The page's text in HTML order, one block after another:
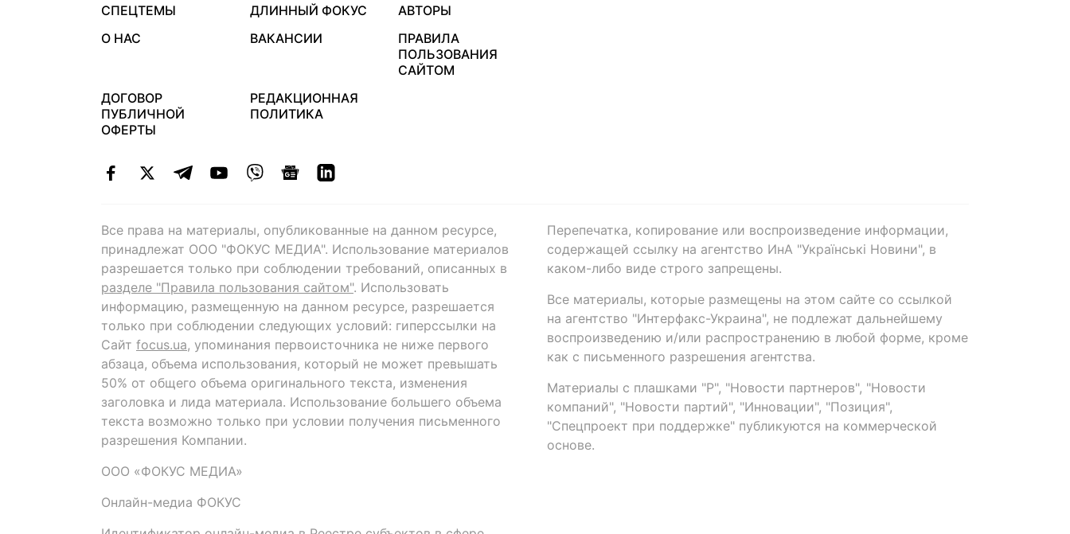
СПЕЦТЕМЫ
ДЛИННЫЙ ФОКУС
АВТОРЫ
О НАС
ВАКАНСИИ
ПРАВИЛА
ПОЛЬЗОВАНИЯ
САЙТОМ
ДОГОВОР
ПУБЛИЧНОЙ
ОФЕРТЫ
РЕДАКЦИОННАЯ
ПОЛИТИКА
Все права на материалы, опубликованные на данном ресурсе,
принадлежат ООО "ФОКУС МЕДИА". Использование материалов
разрешается только при соблюдении требований, описанных в
разделе "Правила пользования сайтом". Использовать
информацию, размещенную на данном ресурсе, разрешается
только при соблюдении следующих условий: гиперссылки на
Сайт focus.ua, упоминания первоисточника не ниже первого
абзаца, объема использования, который не может превышать
50% от общего объема оригинального текста, изменения
заголовка и лида материала. Использование большего объема
текста возможно только при условии получения письменного
разрешения Компании.
ООО «ФОКУС МЕДИА»
Онлайн-медиа ФОКУС
Перепечатка, копирование или воспроизведение информации,
содержащей ссылку на агентство ИнА "Українські Новини", в
каком-либо виде строго запрещены.
Все материалы, которые размещены на этом сайте со ссылкой
на агентство "Интерфакс-Украина", не подлежат дальнейшему
воспроизведению и/или распространению в любой форме, кроме
как с письменного разрешения агентства.
Материалы с плашками "Р", "Новости партнеров", "Новости
компаний", "Новости партий", "Инновации", "Позиция",
"Спецпроект при поддержке" публикуются на коммерческой
основе.